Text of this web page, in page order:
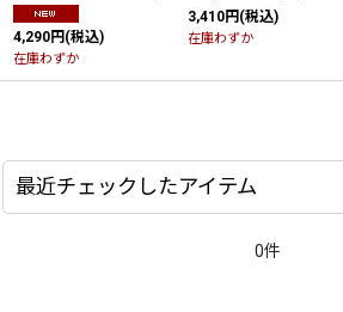
4,290円 (税込)
在庫わずか
3,410円 (税込)
在庫わずか
最近チェックしたアイテム
0件